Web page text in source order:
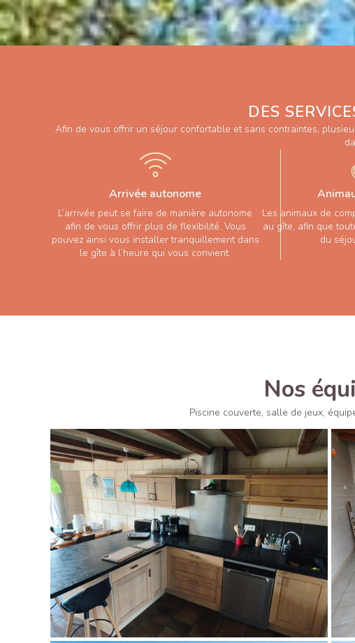
DES
Afin de vous offrir un séjour confortable et sans contraintes,
Arrivée autonome
L’arrivée peut se faire de manière autonome
afin de vous offrir plus de flexibilité. Vous
pouvez ainsi vous installer tranquillement dans
le gîte à l’heure qui vous convient.
Les animaux de
au gîte, afin que
du
Nos
Piscine couverte, salle de jeux,